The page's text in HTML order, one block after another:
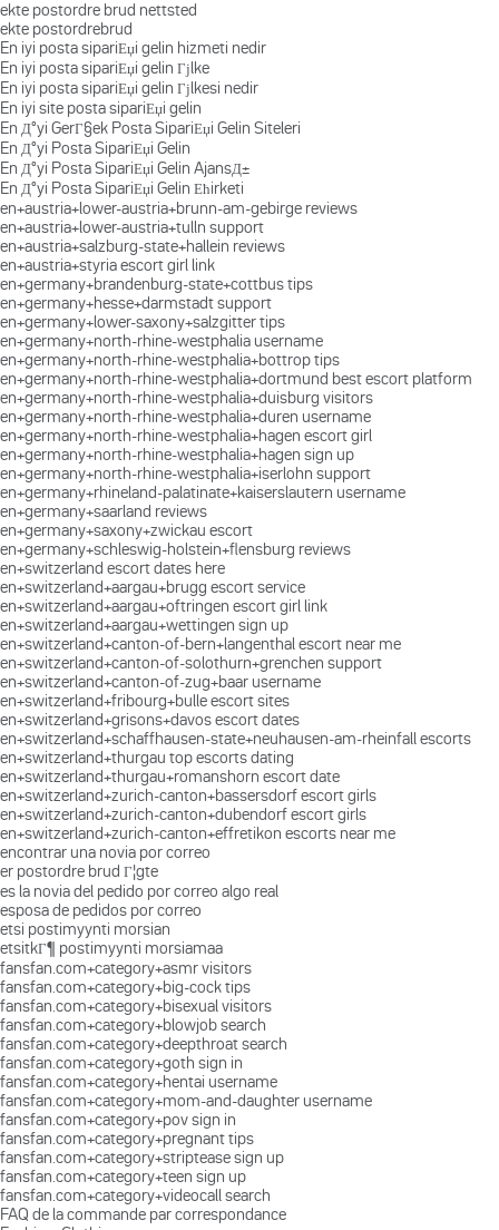
ekte postordre brud nettsted
ekte postordrebrud
En iyi posta sipariЕџi gelin hizmeti nedir
En iyi posta sipariЕџi gelin Гјlke
En iyi posta sipariЕџi gelin Гјlkesi nedir
En iyi site posta sipariЕџi gelin
En Д°yi GerГ§ek Posta SipariЕџi Gelin Siteleri
En Д°yi Posta SipariЕџi Gelin
En Д°yi Posta SipariЕџi Gelin AjansД±
En Д°yi Posta SipariЕџi Gelin Ећirketi
en+austria+lower-austria+brunn-am-gebirge reviews
en+austria+lower-austria+tulln support
en+austria+salzburg-state+hallein reviews
en+austria+styria escort girl link
en+germany+brandenburg-state+cottbus tips
en+germany+hesse+darmstadt support
en+germany+lower-saxony+salzgitter tips
en+germany+north-rhine-westphalia username
en+germany+north-rhine-westphalia+bottrop tips
en+germany+north-rhine-westphalia+dortmund best escort platform
en+germany+north-rhine-westphalia+duisburg visitors
en+germany+north-rhine-westphalia+duren username
en+germany+north-rhine-westphalia+hagen escort girl
en+germany+north-rhine-westphalia+hagen sign up
en+germany+north-rhine-westphalia+iserlohn support
en+germany+rhineland-palatinate+kaiserslautern username
en+germany+saarland reviews
en+germany+saxony+zwickau escort
en+germany+schleswig-holstein+flensburg reviews
en+switzerland escort dates here
en+switzerland+aargau+brugg escort service
en+switzerland+aargau+oftringen escort girl link
en+switzerland+aargau+wettingen sign up
en+switzerland+canton-of-bern+langenthal escort near me
en+switzerland+canton-of-solothurn+grenchen support
en+switzerland+canton-of-zug+baar username
en+switzerland+fribourg+bulle escort sites
en+switzerland+grisons+davos escort dates
en+switzerland+schaffhausen-state+neuhausen-am-rheinfall escorts
en+switzerland+thurgau top escorts dating
en+switzerland+thurgau+romanshorn escort date
en+switzerland+zurich-canton+bassersdorf escort girls
en+switzerland+zurich-canton+dubendorf escort girls
en+switzerland+zurich-canton+effretikon escorts near me
encontrar una novia por correo
er postordre brud Г¦gte
es la novia del pedido por correo algo real
esposa de pedidos por correo
etsi postimyynti morsian
etsitkГ¶ postimyynti morsiamaa
fansfan.com+category+asmr visitors
fansfan.com+category+big-cock tips
fansfan.com+category+bisexual visitors
fansfan.com+category+blowjob search
fansfan.com+category+deepthroat search
fansfan.com+category+goth sign in
fansfan.com+category+hentai username
fansfan.com+category+mom-and-daughter username
fansfan.com+category+pov sign in
fansfan.com+category+pregnant tips
fansfan.com+category+striptease sign up
fansfan.com+category+teen sign up
fansfan.com+category+videocall search
FAQ de la commande par correspondance